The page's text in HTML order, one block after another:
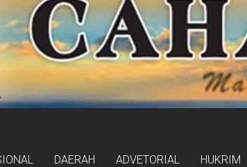
DAERAH ADVETORIAL HUKRIM